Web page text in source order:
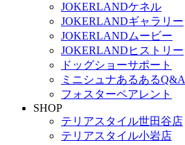
JOKERLANDケネル
JOKERLANDギャラリー
JOKERLANDムービー
JOKERLANDヒストリー
ドッグショーサポート
ミニシュナあるあるQ&A
フォスターペアレント
SHOP
テリアスタイル世田谷店
テリアスタイル小岩店